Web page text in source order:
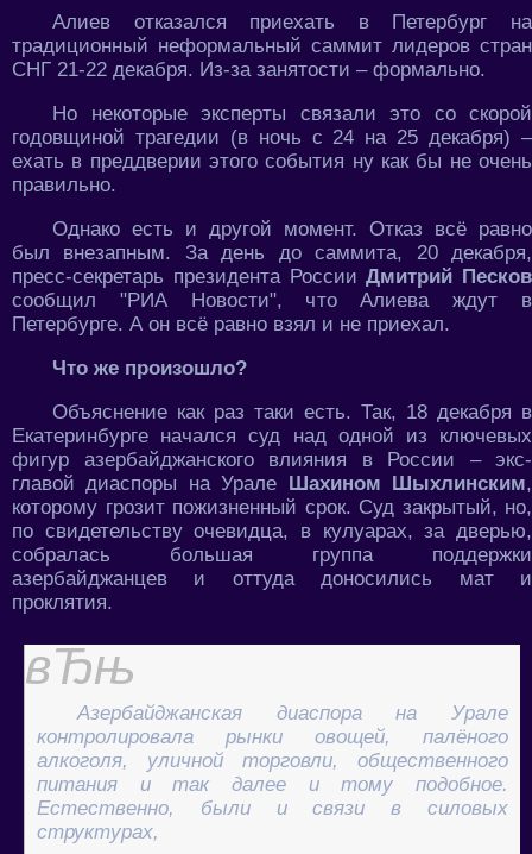
Алиев отказался приехать в Петербург на
традиционный неформальный саммит лидеров стран
СНГ 21-22 декабря. Из-за занятости – формально.
Но некоторые эксперты связали это со скорой
годовщиной трагедии (в ночь с 24 на 25 декабря) –
ехать в преддверии этого события ну как бы не очень
правильно.
Однако есть и другой момент. Отказ всё равно
был внезапным. За день до саммита, 20 декабря,
пресс-секретарь президента РоссииДмитрий Песков
сообщил "РИА Новости", что Алиева ждут в
Петербурге. А он всё равно взял и не приехал.
Что же произошло?
Объяснение как раз таки есть. Так, 18 декабря в
Екатеринбурге начался суд над одной из ключевых
фигур азербайджанского влияния в России – экс-
главой диаспоры на Урале Шахином Шыхлинским,
которому грозит пожизненный срок. Суд закрытый, но,
по свидетельству очевидца, в кулуарах, за дверью,
собралась большая группа поддержки
азербайджанцев и оттуда доносились мат и
проклятия.
Азербайджанская диаспора на Урале
контролировала рынки овощей, палёного
алкоголя, уличной торговли, общественного
питания и так далее и тому подобное.
Естественно, были и связи в силовых
структурах,